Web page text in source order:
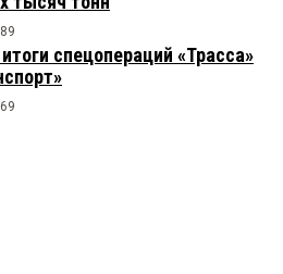
спецопераций «Трасса»